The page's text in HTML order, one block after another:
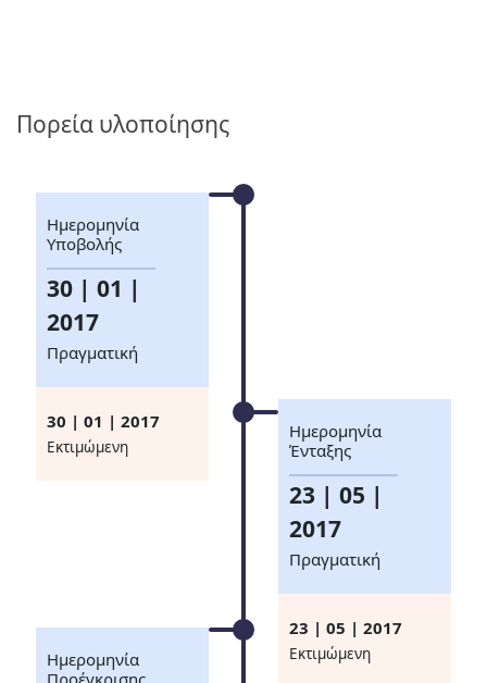
Πορεία υλοποίησης
Ημερομηνία
Υποβολής
30 | 01 |
2017
Πραγματική
30 | 01 | 2017
Eκτιμώμενη
Ημερομηνία
Ένταξης
23 | 05 |
2017
Πραγματική
23 | 05 | 2017
Eκτιμώμενη
Ημερομηνία
Προέγκρισης